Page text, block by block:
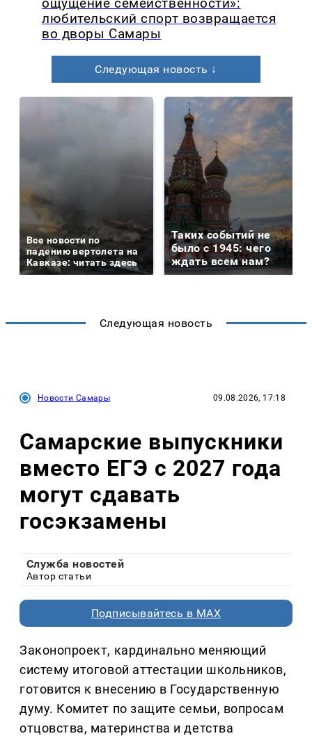
ощущение семейственности»:
любительский спорт возвращается
во дворы Самары
Следующая новость ↓
Все новости по
падению вертолета на
Кавказе: читать здесь
Таких событий не
было с 1945: чего
ждать всем нам?
Следующая новость
Новости Самары 09.08.2026, 17:18
Самарские выпускники
вместо ЕГЭ с 2027 года
могут сдавать
госэкзамены
Служба новостей
Автор статьи
Подписывайтесь в MAX
Законопроект, кардинально меняющий
систему итоговой аттестации школьников,
готовится к внесению в Государственную
думу. Комитет по защите семьи, вопросам
отцовства, материнства и детства